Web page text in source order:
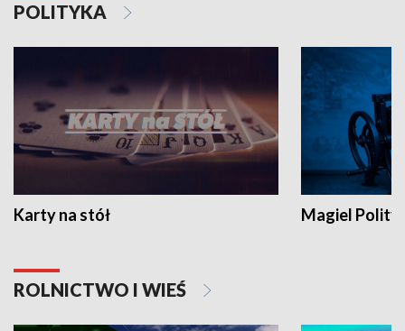
POLITYKA
Karty na stół Magiel
ROLNICTWO I WIEŚ